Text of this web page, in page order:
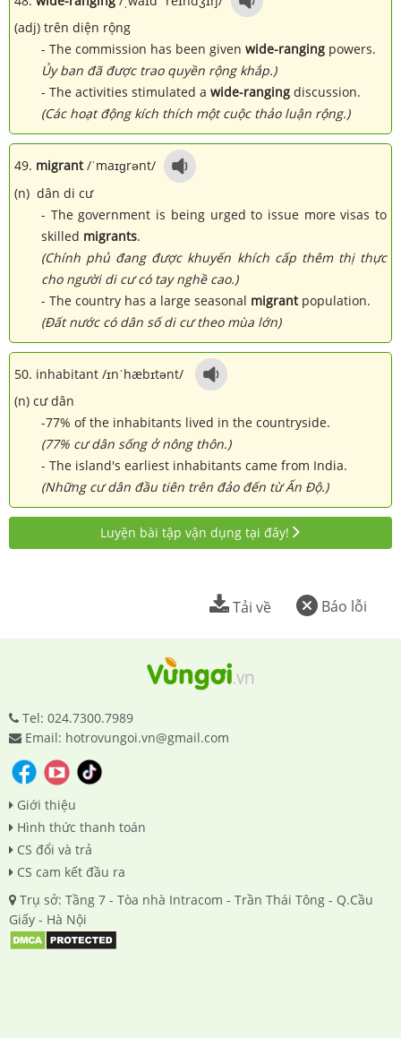
(adj) trên diện rộng
- The commission has been given wide-ranging powers.
Ủy ban đã được trao quyền rộng khắp.)
- The activities stimulated a wide-ranging discussion.
(Các hoạt động kích thích một cuộc thảo luận rộng.)
49. migrant/ˈmaɪɡrənt/
(n) dân di cư
- The government is being urged to issue more visas to
skilled migrants.
(Chính phủ đang được khuyến khích cấp thêm thị thực
cho người di cư có tay nghề cao.)
- The country has a large seasonal migrantpopulation.
(Đất nước có dân số di cư theo mùa lớn)
50. inhabitant /ɪnˈhæbɪtənt/
(n) cư dân
-77% of the inhabitants lived in the countryside.
(77% cư dân sống ở nông thôn.)
- The island's earliest inhabitants came from India.
(Những cư dân đầu tiên trên đảo đến từ Ấn Độ.)
Luyện bài tập vận dụng tại đây!
Báo lỗi
Tải về
Tel: 024.7300.7989
Email: hotrovungoi.vn@gmail.com
Giới thiệu
Hình thức thanh toán
CS đổi và trả
CS cam kết đầu ra
Trụ sở: Tầng 7 - Tòa nhà Intracom - Trần Thái Tông - Q.Cầu
Giấy - Hà Nội